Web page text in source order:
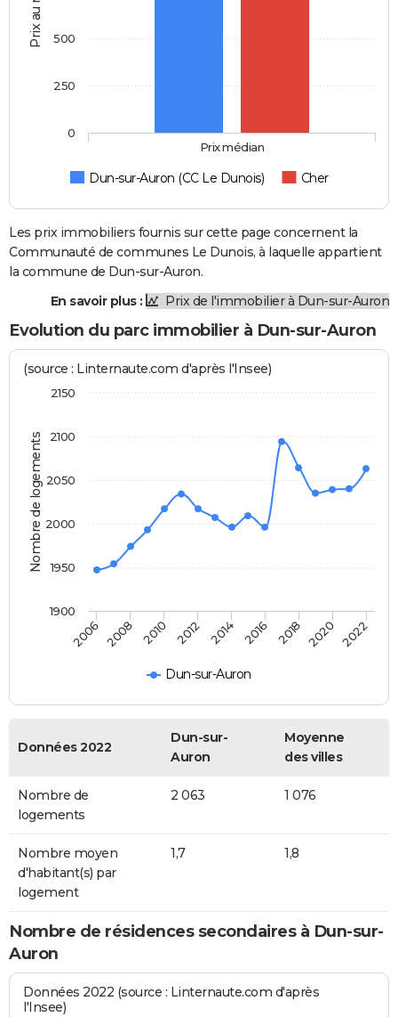
Prix au m2
Dun-sur-Auron (CC Le Dunois) Cher
Prix médian
0
250
500
Les prix immobiliers fournis sur cette page concernent la
Communauté de communes Le Dunois, à laquelle appartient
la commune de Dun-sur-Auron.
En savoir plus :
Prix de l'immobilier à Dun-sur-Auron
Evolution du parc immobilier à Dun-sur-Auron
Nombre de logements
(source : Linternaute.com d'après l'Insee)
Dun-sur-Auron
2006 2008 2010 2012 2014 2016 2018 2020 2022
1900
1950
2000
2050
2100
2150
Données 2022
Dun-sur-
Auron
Moyenne
des villes
Nombre de
logements
2 063 1 076
Nombre moyen
d'habitant(s) par
logement
1,7 1,8
Nombre de résidences secondaires à Dun-sur-
Auron
Données 2022 (source : Linternaute.com d'après
l'Insee)